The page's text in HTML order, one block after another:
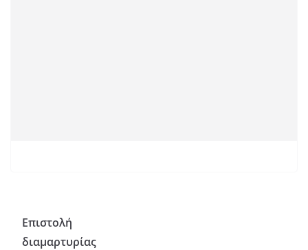
Επιστολή
διαμαρτυρίας